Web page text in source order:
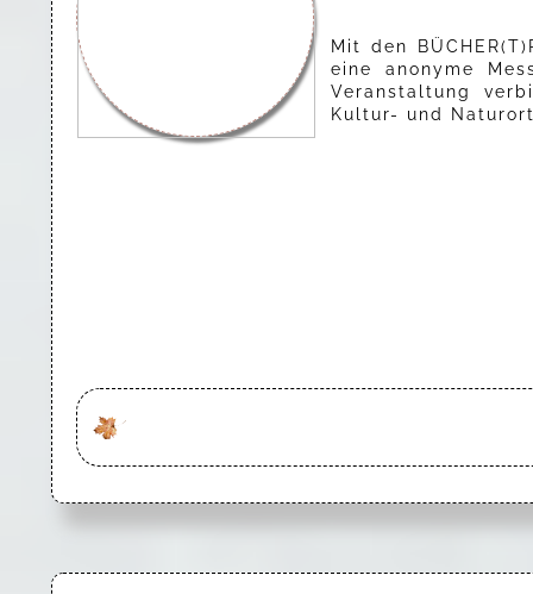
Mit den
eine anonyme
Veranstaltung
Kultur- und